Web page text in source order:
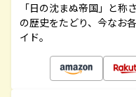
「日の沈まぬ帝国」と
の歴史をたどり、今なお
イド。